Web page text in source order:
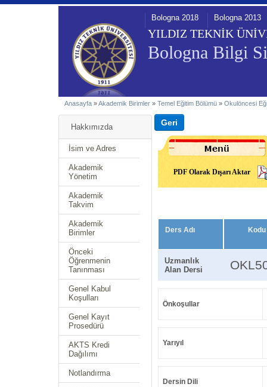
YILDIZ TEKNİK
Bologna Bilgi
Bologna 2018 Bologna 2013
Anasayfa »Akademik Birimler » Temel Eğitim Bölümü » Okulöncesi
Hakkımızda
İsim ve Adres
Akademik
Yönetim
Akademik
Takvim
Akademik
Birimler
Önceki
Öğrenmenin
Tanınması
Genel Kabul
Koşulları
Genel Kayıt
Prosedürü
AKTS Kredi
Dağılımı
Notlandırma
PDF Olarak Dışarı Aktar
Ders Adı Kodu
Uzmanlık
Alan Dersi
Önkoşullar
Yarıyıl
Dersin Dili